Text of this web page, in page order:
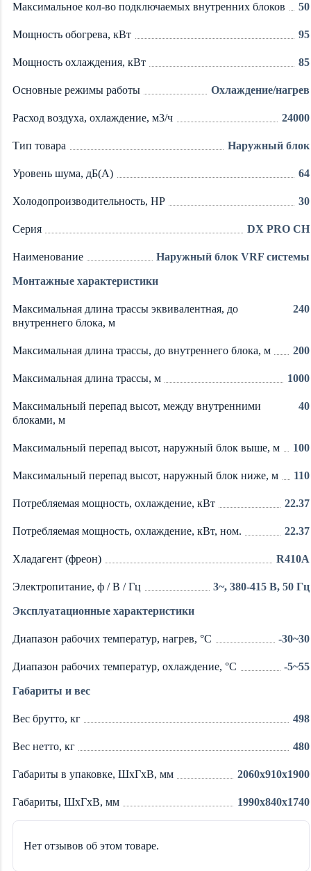
Максимальное кол-во подключаемых внутренних блоков 50
Мощность обогрева, кВт 95
Мощность охлаждения, кВт 85
Основные режимы работы Охлаждение/нагрев
Расход воздуха, охлаждение, м3/ч 24000
Тип товара Наружный блок
Уровень шума, дБ(А) 64
Холодопроизводительность, HP 30
Серия DX PRO CH
Наименование Наружный блок VRF системы
Монтажные характеристики
Максимальная длина трассы эквивалентная, до
внутреннего блока, м
240
Максимальная длина трассы, до внутреннего блока, м 200
Максимальная длина трассы, м 1000
Максимальный перепад высот, между внутренними
блоками, м
40
Максимальный перепад высот, наружный блок выше, м 100
Максимальный перепад высот, наружный блок ниже, м 110
Потребляемая мощность, охлаждение, кВт 22.37
Потребляемая мощность, охлаждение, кВт, ном. 22.37
Хладагент (фреон) R410A
Электропитание, ф / В / Гц 3~, 380-415 В, 50 Гц
Эксплуатационные характеристики
Диапазон рабочих температур, нагрев, °C -30~30
Диапазон рабочих температур, охлаждение, °C -5~55
Габариты и вес
Вес брутто, кг 498
Вес нетто, кг 480
Габариты в упаковке, ШхГхВ, мм 2060x910x1900
Габариты, ШхГхВ, мм 1990x840x1740
Нет отзывов об этом товаре.